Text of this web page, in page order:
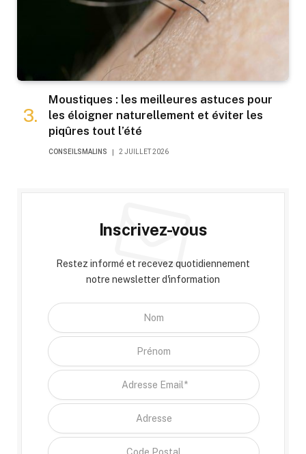
Moustiques : les meilleures astuces pour
les éloigner naturellement et éviter les
piqûres tout l’été
CONSEILSMALINS 2 JUILLET 2026
Inscrivez-vous
Restez informé et recevez quotidiennement
notre newsletter d'information